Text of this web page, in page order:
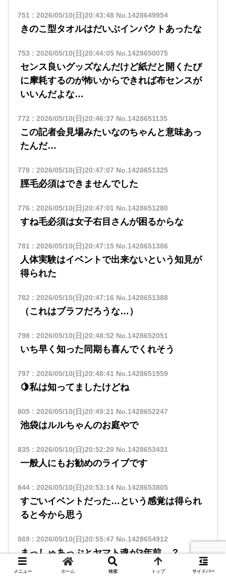
751 : 2026/05/10(日)20:43:48No.1428649954
きのこ型タオルはだいぶインパクトあったな
753 : 2026/05/10(日)20:44:05No.1428650075
センス良いグッズなんだけど紙だと開くたび
に摩耗するのが怖いからできれば布センスが
いいんだよな…
772 : 2026/05/10(日)20:46:37 No.1428651135
この記者会見場みたいなのちゃんと意味あっ
たんだ…
778: 2026/05/10(日)20:47:07 No.1428651325
脛毛必須はできませんでした
776 : 2026/05/10(日)20:47:01 No.1428651280
すね毛必須は女子右目さんが困るからな
781 : 2026/05/10(日)20:47:15No.1428651386
人体実験はイベントで出来ないという知見が
得られた
782 : 2026/05/10(日)20:47:16 No.1428651388
（これはブラフだろうな…）
798: 2026/05/10(日)20:48:52 No.1428652051
いち早く知った同期も喜んでくれそう
797 : 2026/05/10(日)20:48:41 No.1428651959
🍋私は知ってましたけどね
805: 2026/05/10(日)20:49:21 No.1428652247
池袋はルルちゃんのお庭やで
835: 2026/05/10(日)20:52:20 No.1428653431
一般人にもお勧めのライブです
844: 2026/05/10(日)20:53:14No.1428653805
すごいイベントだった…という感覚は得られ
ると今から思う
869: 2026/05/10(日)20:55:47 No.1428654912
まっしゅあっぷとヤマト魂が3年前…？
メニュー ホーム 検索 トップ サイドバー